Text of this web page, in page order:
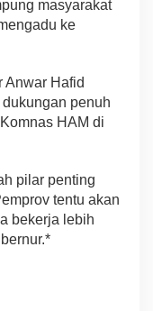
masyarakat
ke
Anwar Hafid
penuh
HAM di
pilar penting
tentu akan
bekerja lebih